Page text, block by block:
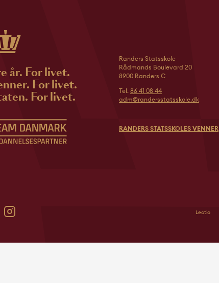
år. For livet.
For livet.
For livet.
Randers Statsskole
Rådmands Boulevard 20
8900 Randers C
Tel. 86 41 08 44
adm@randersstatsskole.dk
RANDERS STATSSKOLES VENNER
Lectio